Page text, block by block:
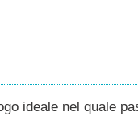
ideale nel quale